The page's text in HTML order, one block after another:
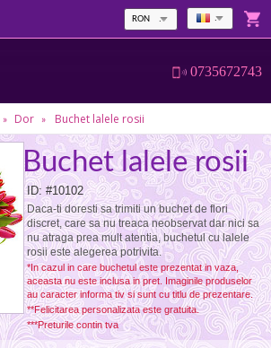
RON
0735672743
» Dor » Buchet lalele rosii
Buchet lalele rosii
ID: #10102
Daca-ti doresti sa trimiti un buchet de flori
discret, care sa nu treaca neobservat dar nici sa
nu atraga prea mult atentia, buchetul cu lalele
rosii este alegerea potrivita.
*In cazul in care buchetul este prezentat in vaza,
aceasta nu este inclusa in pret. Imaginile produselor
au caracter informa tiv si sunt cu titlu de prezentare.
**Felicitarea personalizata este gratuita.
***Preturile contin tva